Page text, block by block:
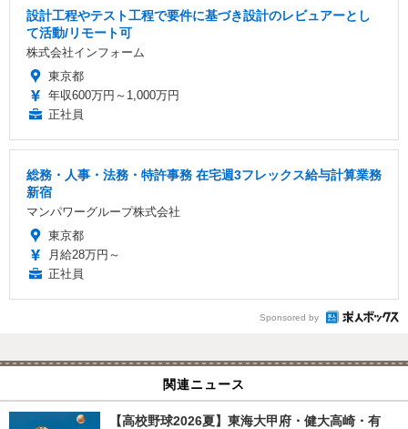
設計工程やテスト工程で要件に基づき設計のレビュアーとし
て活動/リモート可
株式会社インフォーム
東京都
年収600万円～1,000万円
正社員
総務・人事・法務・特許事務 在宅週3フレックス給与計算業務
新宿
マンパワーグループ株式会社
東京都
月給28万円～
正社員
Sponsored by
関連ニュース
【高校野球2026夏】東海大甲府・健大高崎・有